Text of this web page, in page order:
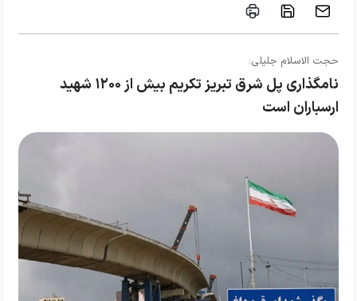
حجت الاسلام جلیلی:
نامگذاری پل شرق تبریز تکریم بیش از ۱۲۰۰ شهید
ارسباران است